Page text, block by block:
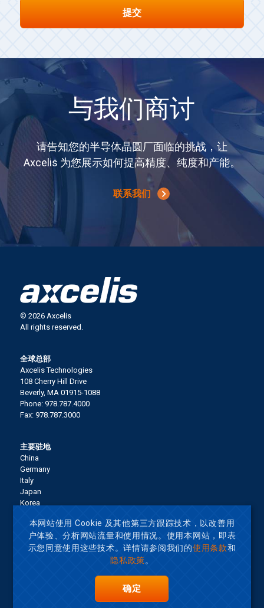
与我们商讨
请告知您的半导体晶圆厂面临的挑战，让
Axcelis 为您展示如何提高精度、纯度和产能。
联系我们
© 2026 Axcelis
All rights reserved.
全球总部
Axcelis Technologies
108 Cherry Hill Drive
Beverly, MA 01915-1088
Phone: 978.787.4000
Fax: 978.787.3000
主要驻地
China
Germany
Italy
Japan
Korea
Singapore
Taiwan
United States
本网站使用 Cookie 及其他第三方跟踪技术，以改善用
户体验、分析网站流量和使用情况。使用本网站，即表
示您同意使用这些技术。详情请参阅我们的使用条款和
隐私政策。
确定